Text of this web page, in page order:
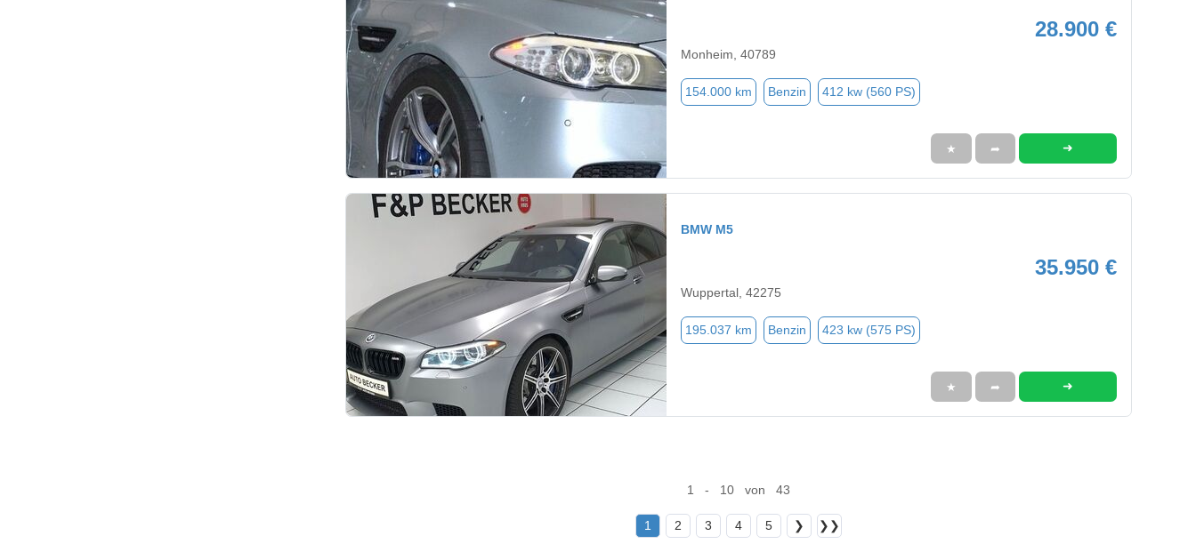
28.900 €
Monheim, 40789
154.000 km Benzin 412 kw (560 PS)
★ ➦ ➜
BMW M5
35.950 €
Wuppertal, 42275
195.037 km Benzin 423 kw (575 PS)
★ ➦ ➜
1 - 10 von 43
1 2 3 4 5 ❯ ❯❯